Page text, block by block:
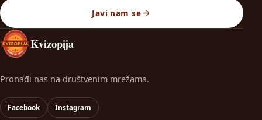
Javi nam se
Kvizopija
Pronađi nas na društvenim mrežama.
Facebook Instagram